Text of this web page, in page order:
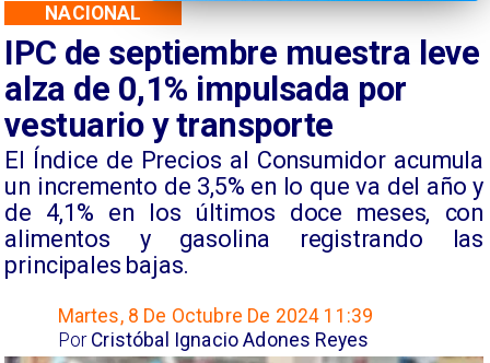
IPC de septiembre muestra leve
alza de 0,1% impulsada por
vestuario y transporte
​El Índice de Precios al Consumidor acumula
un incremento de 3,5% en lo que va del año y
de 4,1% en los últimos doce meses, con
alimentos y gasolina registrando las
principales bajas.
NACIONAL
Martes, 8 De Octubre De 2024 11:39
Cristóbal Ignacio Adones Reyes
Por